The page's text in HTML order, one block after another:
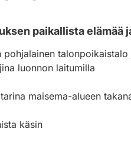
paikallista elämää
luonnon laitumilla
maisema-alueen
käsin